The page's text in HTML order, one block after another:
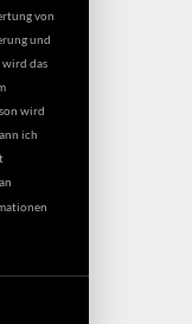
von
und
das
wird
ich